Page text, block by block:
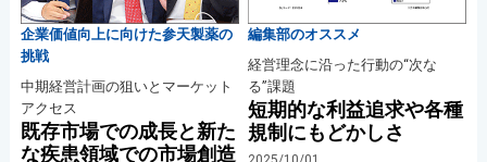
企業価値向上に向けた参天製薬の
挑戦
中期経営計画の狙いとマーケット
アクセス
既存市場での成長と新た
な疾患領域での市場創造
編集部のオススメ
経営理念に沿った行動の“次な
る”課題
短期的な利益追求や各種
規制にもどかしさ